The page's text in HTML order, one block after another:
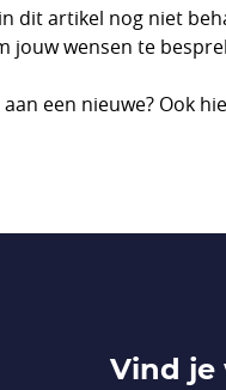
dit artikel nog niet
jouw wensen te
een nieuwe? Ook
Vind je